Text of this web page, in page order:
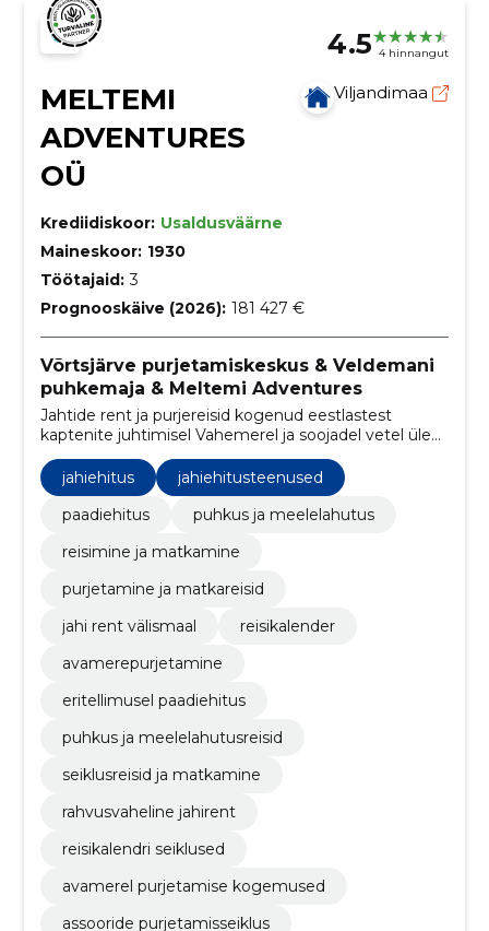
4.5 4 hinnangut
MELTEMI
ADVENTURES
OÜ
Viljandimaa
Krediidiskoor: Usaldusväärne
Maineskoor: 1930
Töötajaid: 3
Prognooskäive (2026): 181 427 €
Võrtsjärve purjetamiskeskus & Veldemani
puhkemaja & Meltemi Adventures
Jahtide rent ja purjereisid kogenud eestlastest
kaptenite juhtimisel Vahemerel ja soojadel vetel üle
maailma.
jahiehitus
jahiehitusteenused
paadiehitus
puhkus ja meelelahutus
reisimine ja matkamine
purjetamine ja matkareisid
jahi rent välismaal
reisikalender
avamerepurjetamine
eritellimusel paadiehitus
puhkus ja meelelahutusreisid
seiklusreisid ja matkamine
rahvusvaheline jahirent
reisikalendri seiklused
avamerel purjetamise kogemused
assooride purjetamisseiklus